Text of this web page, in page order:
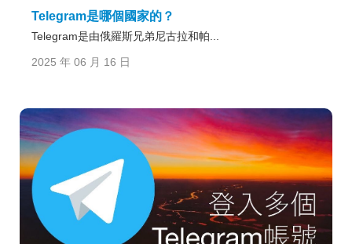
Telegram是哪個國家的？
Telegram是由俄羅斯兄弟尼古拉和帕...
2025 年 06 月 16 日